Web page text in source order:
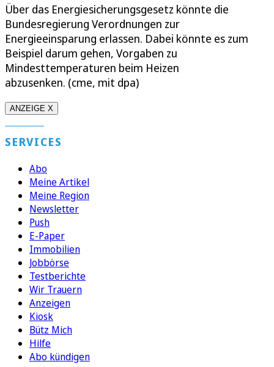
Über das Energiesicherungsgesetz könnte die
Bundesregierung Verordnungen zur
Energieeinsparung erlassen. Dabei könnte es zum
Beispiel darum gehen, Vorgaben zu
Mindesttemperaturen beim Heizen
abzusenken. (cme, mit dpa)
ANZEIGE X
SERVICES
Abo
Meine Artikel
Meine Region
Newsletter
Push
E-Paper
Immobilien
Jobbörse
Testberichte
Wir Trauern
Anzeigen
Kiosk
Bütz Mich
Hilfe
Abo kündigen